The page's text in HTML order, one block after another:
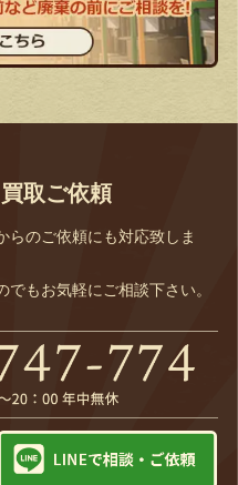
取ご依頼
らのご依頼にも対応致しま
もお気軽にご相談下さい。